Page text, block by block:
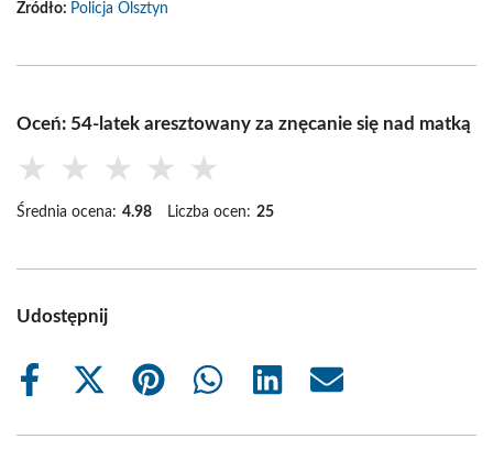
Źródło: Policja Olsztyn
Oceń: 54-latek aresztowany za znęcanie się nad matką
★ ★ ★ ★ ★
Średnia ocena: 4.98 Liczba ocen: 25
Udostępnij
Share
Share
(Twitter)
Share
Share
Share
Share